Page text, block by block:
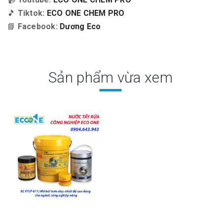
🎵 Tiktok: ECO ONE CHEM PRO
📘 Facebook: Dương Eco
Sản phẩm vừa xem